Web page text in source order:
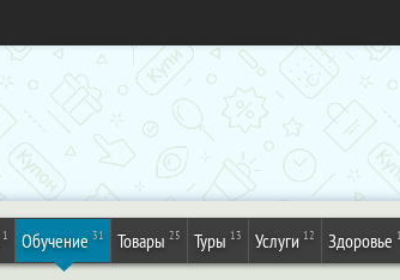
1 Обучение 31 Товары 25 Туры 13 Услуги 12 Здоровье 1